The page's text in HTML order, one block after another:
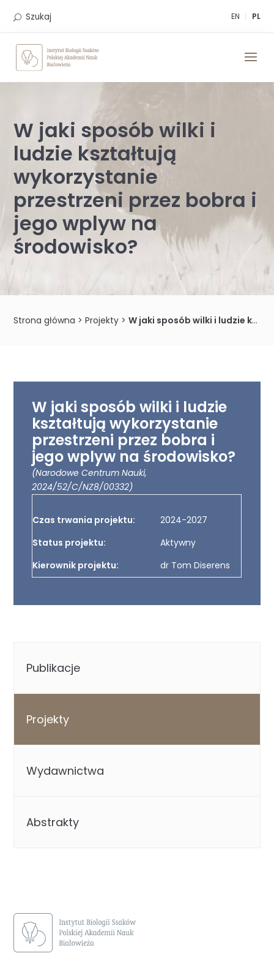
EN PL
Szukaj
W jaki sposób wilki i
ludzie kształtują
wykorzystanie
przestrzeni przez bobra i
jego wplyw na
środowisko?
Strona główna >Projekty >W jaki sposób wilki i ludzie kształtują wykorzystanie przestrzeni przez bobra i jego wplyw na środowisko?
W jaki sposób wilki i ludzie
kształtują wykorzystanie
przestrzeni przez bobra i
jego wplyw na środowisko?
(Narodowe Centrum Nauki,
2024/52/C/NZ8/00332)
Czas trwania projektu:
2024-2027
Status projektu:
Aktywny
Kierownik projektu:
dr Tom Diserens
Publikacje
Projekty
Wydawnictwa
Abstrakty